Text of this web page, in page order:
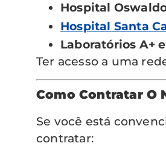
Hospital
Hospital Santa
Laboratórios A+
Ter acesso a uma
Como Contratar O
Se você está
contratar: